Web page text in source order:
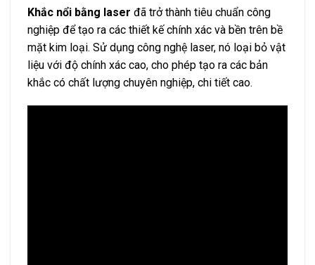
Khắc nổi bằng laser đã trở thành tiêu chuẩn công
nghiệp để tạo ra các thiết kế chính xác và bền trên bề
mặt kim loại. Sử dụng công nghệ laser, nó loại bỏ vật
liệu với độ chính xác cao, cho phép tạo ra các bản
khắc có chất lượng chuyên nghiệp, chi tiết cao.